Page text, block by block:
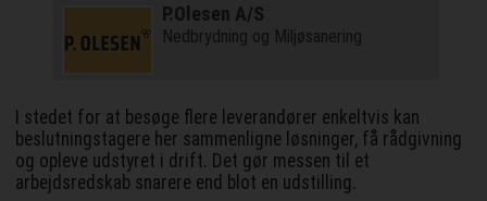
P.Olesen A/S
Nedbrydning og Miljøsanering
I stedet for at besøge flere leverandører enkeltvis kan
beslutningstagere her sammenligne løsninger, få rådgivning
og opleve udstyret i drift. Det gør messen til et
arbejdsredskab snarere end blot en udstilling.